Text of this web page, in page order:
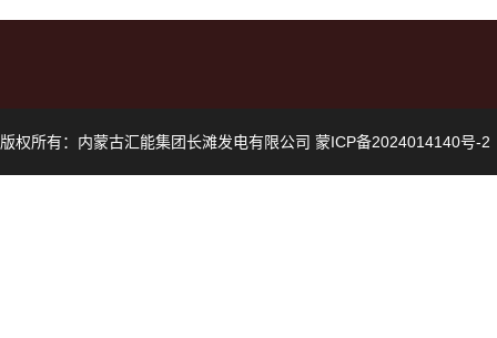
版权所有：内蒙古汇能集团长滩发电有限公司 蒙ICP备2024014140号-2